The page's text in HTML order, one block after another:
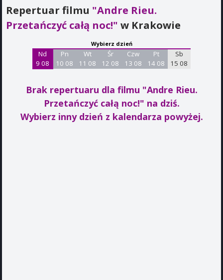
Repertuar filmu "Andre Rieu.
Przetańczyć całą noc!" w Krakowie
Wybierz dzień
Nd
9 08
Pn
10 08
Wt
11 08
Śr
12 08
Czw
13 08
Pt
14 08
Sb
15 08
Brak repertuaru dla filmu "Andre Rieu.
Przetańczyć całą noc!" na dziś.
Wybierz inny dzień z kalendarza powyżej.